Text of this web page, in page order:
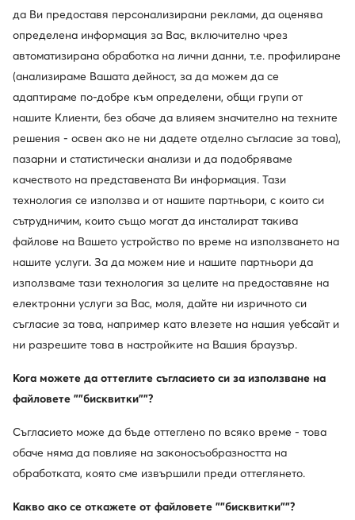
още 25% Код: SUMMER
Промоция
G-Star Raw
Актуална цена
37,99€
Най-ниска цена41,99 €-9%
още 25% Код: SUMMER
Промоция
G-Star Raw
Актуална цена
37,99€
Най-ниска цена41,99 €-9%
Промоция
G-Star Raw
Trending
G-Star Raw
да Ви предоставя персонализирани реклами, да оценява
определена информация за Вас, включително чрез
автоматизирана обработка на лични данни, т.е. профилиране
(анализираме Вашата дейност, за да можем да се
адаптираме по-добре към определени, общи групи от
нашите Клиенти, без обаче да влияем значително на техните
решения - освен ако не ни дадете отделно съгласие за това),
пазарни и статистически анализи и да подобряваме
качеството на представената Ви информация. Тази
технология се използва и от нашите партньори, с които си
сътрудничим, които също могат да инсталират такива
файлове на Вашето устройство по време на използването на
нашите услуги. За да можем ние и нашите партньори да
използваме тази технология за целите на предоставяне на
електронни услуги за Вас, моля, дайте ни изричното си
съгласие за това, например като влезете на нашия уебсайт и
ни разрешите това в настройките на Вашия браузър.
Кога можете да оттеглите съгласието си за използване на
файловете ""бисквитки""?
Съгласието може да бъде оттеглено по всяко време - това
обаче няма да повлияе на законосъобразността на
обработката, която сме извършили преди оттеглянето.
Какво ако се откажете от файловете ""бисквитки""?